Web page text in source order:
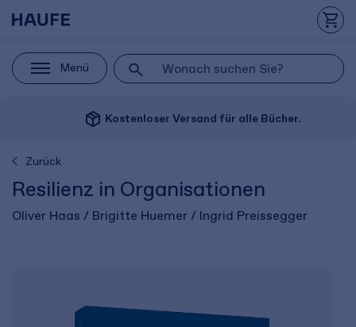
Menü
package_2 Kostenloser Versand für alle Bücher.
Zurück
Resilienz in Organisationen
Oliver Haas / Brigitte Huemer / Ingrid Preissegger